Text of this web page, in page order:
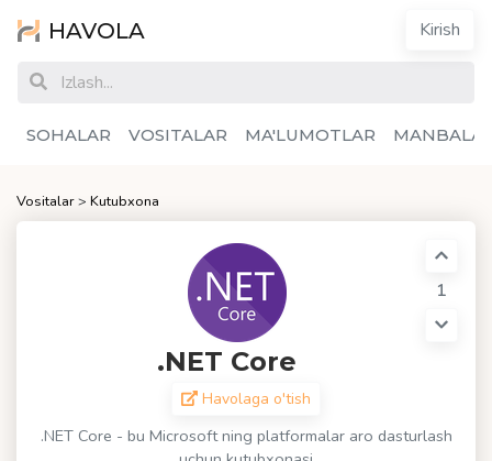
HAVOLA Kirish
SOHALAR VOSITALAR MA'LUMOTLAR
Vositalar> Kutubxona
.NET Core
Havolaga o'tish
.NET Core - bu Microsoft ning platformalar aro dasturlash
1